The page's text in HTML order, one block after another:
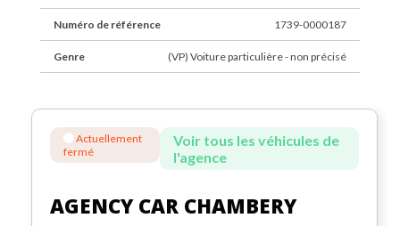
Numéro de référence 1739-0000187
Genre (VP) Voiture particulière - non précisé
Actuellement
fermé
Voir tous les véhicules de
l'agence
AGENCY CAR CHAMBERY